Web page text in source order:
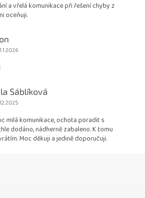
a vřelá komunikace při řešení chyby z
oceňuji.
obchodu je 5 z 5 hvězdiček.
Sáblíková
obchodu je 5 z 5 hvězdiček.
milá komunikace, ochota poradit s
dodáno, nádherně zabaleno. K tomu
Moc děkuji a jedině doporučuji.